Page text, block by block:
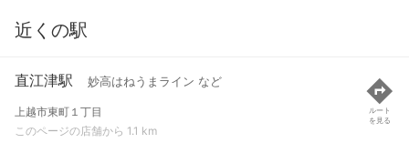
近くの駅
直江津駅 妙高はねうまライン など
上越市東町１丁目
このページの店舗から 1.1 km
ルート
を見る